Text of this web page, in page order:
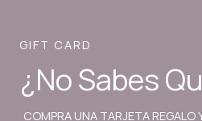
GIFT CARD
¿No Sabes
COMPRA UNA TARJETA REGALO